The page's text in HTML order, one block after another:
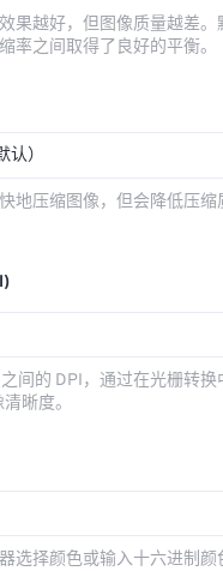
果越好，但图像质量越差
率之间取得了良好的平衡。
）
地压缩图像，但会降低压缩
间的 DPI，通过在光栅转
晰度。
选择颜色或输入十六进制颜